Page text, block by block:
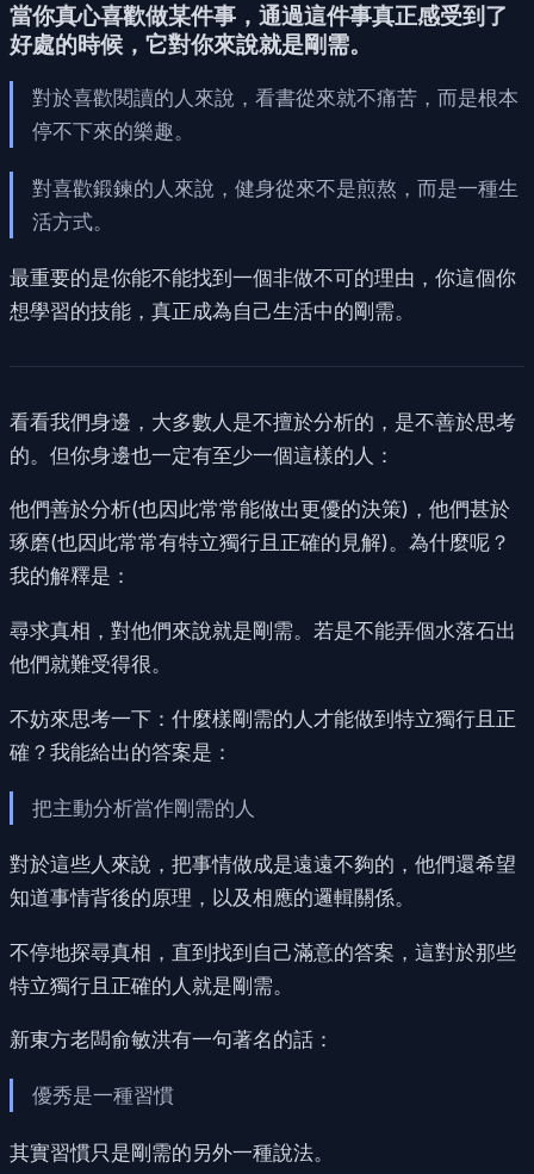
當你真心喜歡做某件事，通過這件事真正感受到了
好處的時候，它對你來說就是剛需。
對於喜歡閱讀的人來說，看書從來就不痛苦，而是根本
停不下來的樂趣。
對喜歡鍛鍊的人來說，健身從來不是煎熬，而是一種生
活方式。
最重要的是你能不能找到一個非做不可的理由，你這個你
想學習的技能，真正成為自己生活中的剛需。
看看我們身邊，大多數人是不擅於分析的，是不善於思考
的。但你身邊也一定有至少一個這樣的人：
他們善於分析(也因此常常能做出更優的決策)，他們甚於
琢磨(也因此常常有特立獨行且正確的見解)。為什麼呢？
我的解釋是：
尋求真相，對他們來說就是剛需。若是不能弄個水落石出
他們就難受得很。
不妨來思考一下：什麼樣剛需的人才能做到特立獨行且正
確？我能給出的答案是：
把主動分析當作剛需的人
對於這些人來說，把事情做成是遠遠不夠的，他們還希望
知道事情背後的原理，以及相應的邏輯關係。
不停地探尋真相，直到找到自己滿意的答案，這對於那些
特立獨行且正確的人就是剛需。
新東方老闆俞敏洪有一句著名的話：
優秀是一種習慣
其實習慣只是剛需的另外一種說法。